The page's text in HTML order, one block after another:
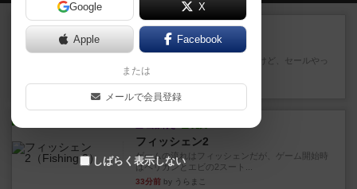
レビュー
オラニエンブルガー運河
存在をうっすらと認識していたけど、セールやっ
てて、2人専用でワカプレと...
14分前by みいやん
フィッシェン2
ゲームの流れはフィッシェンだが、ゲーム開始時
はペリカンとエビの2スート...
33分前 by うらまこ
Google X
Apple Facebook
または
メールで会員登録
しばらく表示しない